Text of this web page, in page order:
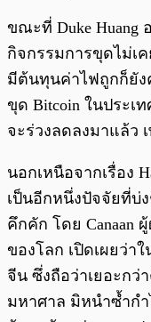
ขณะที่ Duke Huang
กิจกรรมการขุดไม่เ
มีต้นทุนค่าไฟถูกก็ยัง
ขุด Bitcoin ในประเ
จะร่วงลดลงมาแล้ว
นอกเหนือจากเรื่อง
เป็นอีกหนึ่งปัจจัยที่บ่
คึกคัก โดย Canaan
ของโลก เปิดเผยว่า
จีน ซึ่งถือว่าเยอะกว่
มหาศาล มิหนำซ้ำกำ